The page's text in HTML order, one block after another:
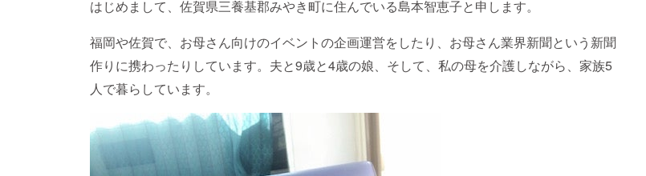
はじめまして、佐賀県三養基郡みやき町に住んでいる島本智恵子と申します。
福岡や佐賀で、お母さん向けのイベントの企画運営をしたり、お母さん業界新聞という新聞
作りに携わったりしています。夫と9歳と4歳の娘、そして、私の母を介護しながら、家族5
人で暮らしています。